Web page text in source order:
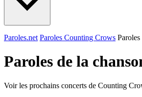
Paroles.net Paroles Counting Crows
Paroles de la
Voir les prochains concerts de Counting